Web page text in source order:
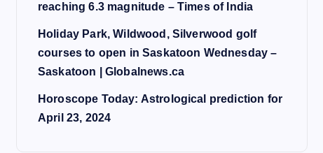
reaching 6.3 magnitude – Times of India
Holiday Park, Wildwood, Silverwood golf
courses to open in Saskatoon Wednesday –
Saskatoon | Globalnews.ca
Horoscope Today: Astrological prediction for
April 23, 2024